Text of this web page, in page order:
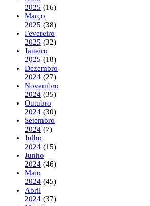
2025 (16)
Março
2025 (38)
Fevereiro
2025 (32)
Janeiro
2025 (18)
Dezembro
2024 (27)
Novembro
2024 (35)
Outubro
2024 (30)
Setembro
2024 (7)
Julho
2024 (15)
Junho
2024 (46)
Maio
2024 (45)
Abril
2024 (37)